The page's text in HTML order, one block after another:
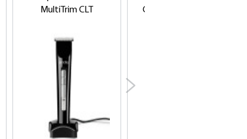
MultiTrim CLT
Chrome Super Taper